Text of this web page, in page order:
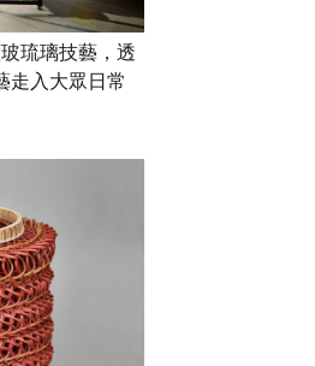
琉璃技藝，透
走入大眾日常